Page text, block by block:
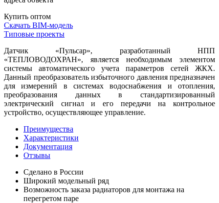
Купить оптом
Скачать BIM-модель
Типовые проекты
Датчик «Пульсар», разработанный НПП
«ТЕПЛОВОДОХРАН», является необходимым элементом
системы автоматического учета параметров сетей ЖКХ.
Данный преобразователь избыточного давления предназначен
для измерений в системах водоснабжения и отопления,
преобразования данных в стандартизированный
электрический сигнал и его передачи на контрольное
устройство, осуществляющее управление.
Преимущества
Характеристики
Документация
Отзывы
Сделано в России
Широкий модельный ряд
Возможность заказа радиаторов для монтажа на
перегретом паре